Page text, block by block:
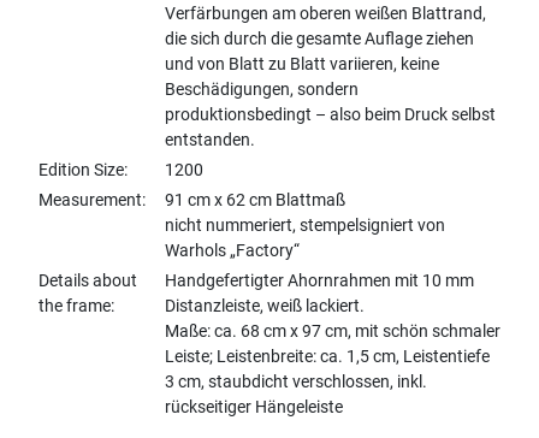
Verfärbungen am oberen weißen Blattrand,
die sich durch die gesamte Auflage ziehen
und von Blatt zu Blatt variieren, keine
Beschädigungen, sondern
produktionsbedingt – also beim Druck selbst
entstanden.
Edition Size
1200
Measurement
91 cm x 62 cm Blattmaß
nicht nummeriert, stempelsigniert von
Warhols „Factory“
Details about
the frame
Handgefertigter Ahornrahmen mit 10 mm
Distanzleiste, weiß lackiert.
Maße: ca. 68 cm x 97 cm, mit schön schmaler
Leiste; Leistenbreite: ca. 1,5 cm, Leistentiefe
3 cm, staubdicht verschlossen, inkl.
rückseitiger Hängeleiste